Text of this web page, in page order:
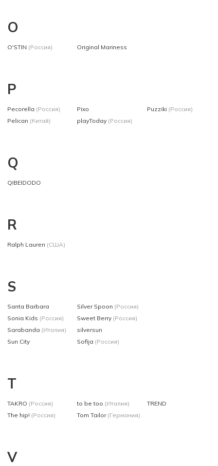
O
O'STIN (Россия) Original Mariness
P
Pecorella (Россия)
Pelican (Китай)
Pixo
playToday (Россия)
Puzziki (Россия)
Q
QIBEIDODO
R
Ralph Lauren (США)
S
Santa Barbara
Sonia Kids (Россия)
Sarabanda (Италия)
Sun City
Silver Spoon (Россия)
Sweet Berry (Россия)
silversun
Sofija (Россия)
T
TAKRO (Россия)
The hip! (Россия)
to be too (Италия)
Tom Tailor (Германия)
TREND
V